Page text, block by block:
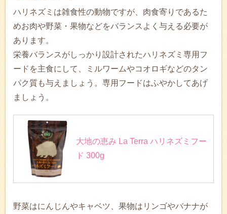
ハリネズミは雑食性の動物ですが、肉食寄りであるた
めお肉や野菜・果物などをバランスよく与える必要が
あります。
栄養バランスがしっかり設計されたハリネズミ専用フ
ードを主食にして、ミルワームやコオロギなどのタン
パク質も与えましょう。専用フードはふやかしてあげ
ましょう。
大地の恵み La Terra ハリネズミフー
ド 300g
野菜はにんじんやキャベツ、果物はリンゴやバナナが